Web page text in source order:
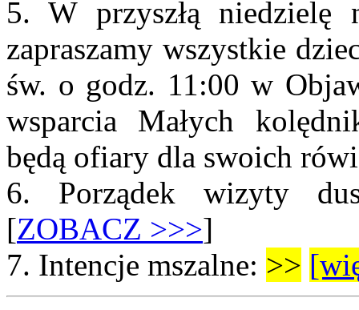
5. W przyszłą
zapraszamy wszystkie
św. o godz. 11:00 w
wsparcia Małych
będą ofiary dla swoich
6. Porządek wizyty
[ZOBACZ >>>]
7. Intencje mszalne: >>